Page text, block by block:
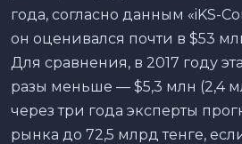
года, согласно данным «iKS-
он оценивался почти в $53
Для сравнения, в 2017 году
разы меньше — $5,3 млн (2,4
через три года эксперты
рынка до 72,5 млрд тенге,